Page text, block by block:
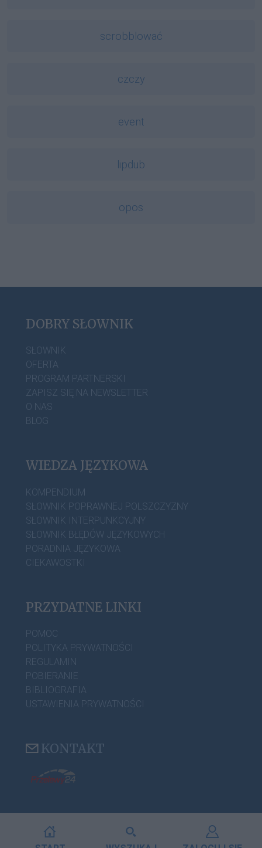
scrobblować
czczy
event
lipdub
opos
DOBRY SŁOWNIK
SŁOWNIK
OFERTA
PROGRAM PARTNERSKI
ZAPISZ SIĘ NA NEWSLETTER
O NAS
BLOG
WIEDZA JĘZYKOWA
KOMPENDIUM
SŁOWNIK POPRAWNEJ POLSZCZYZNY
SŁOWNIK INTERPUNKCYJNY
SŁOWNIK BŁĘDÓW JĘZYKOWYCH
PORADNIA JĘZYKOWA
CIEKAWOSTKI
PRZYDATNE LINKI
POMOC
POLITYKA PRYWATNOŚCI
REGULAMIN
POBIERANIE
BIBLIOGRAFIA
USTAWIENIA PRYWATNOŚCI
KONTAKT